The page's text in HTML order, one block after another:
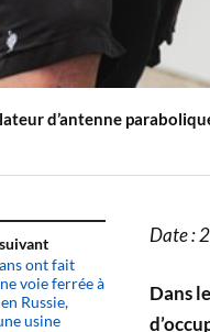
d’antenne
ont fait
voie ferrée à
Russie,
usine
Date :
Dans